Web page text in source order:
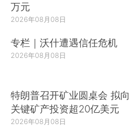
万元
2026年08月08日
专栏｜沃什遭遇信任危机
2026年08月08日
特朗普召开矿业圆桌会 拟向
关键矿产投资超20亿美元
2026年08月08日